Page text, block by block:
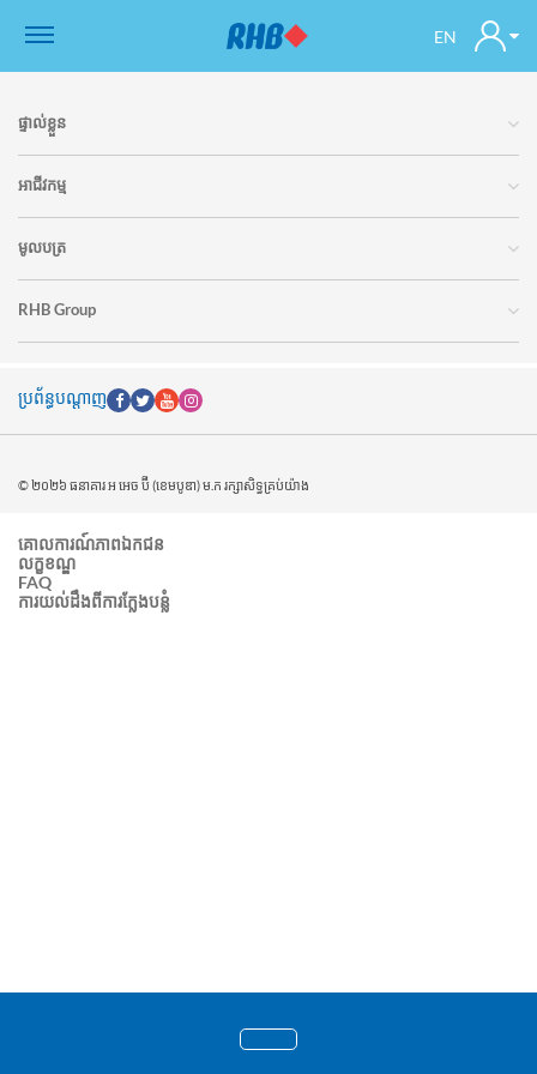
EN
ផ្ទាល់ខ្លួន
អាជីវកម្ម
មូលបត្រ
RHB Group
ប្រព័ន្ធបណ្តាញ
© ២០២៦ ធនាគារ អ អេច ប៊ី (ខេមបូឌា) ម.ក រក្សាសិទ្ធគ្រប់យ៉ាង
គោលការណ៍ភាពឯកជន
លក្ខខណ្ឌ
FAQ
ការយល់ដឹងពីការក្លែងបន្លំ